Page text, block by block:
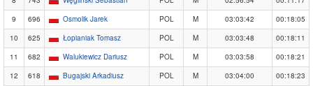
9
696 Osmolik Jarek POL M 03:03:42
00:18:05
10
625 Łopianiak Tomasz POL M 03:03:48
00:18:11
11
682 Walukiewicz Dariusz POL M 03:03:58
00:18:21
12
618 Bugajski Arkadiusz POL M 03:04:00
00:18:23